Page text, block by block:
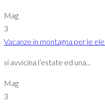
Mag
3
Vacanze in montagna per le
si avvicina l’estate ed una...
Mag
3